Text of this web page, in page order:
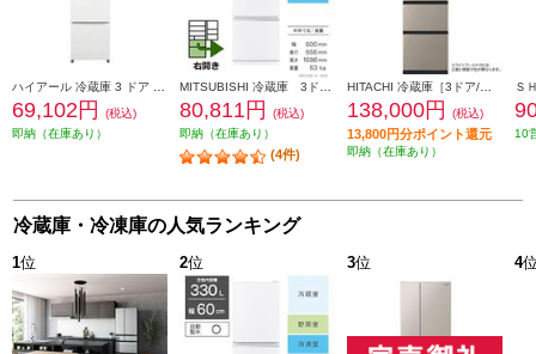
69,102円
(税込)
即納（在庫あり）
80,811円
(税込)
即納（在庫あり）
(4件)
138,000円 (税込)
13,800円分ポイント還元
即納（在庫あり）
10
冷蔵庫・冷凍庫の人気ランキング
1位 2位 3位 4